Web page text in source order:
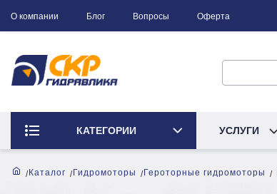
О компании Блог Вопросы Оферта
КАТЕГОРИИ УСЛУГИ
Каталог Гидромоторы Героторные гидромоторы